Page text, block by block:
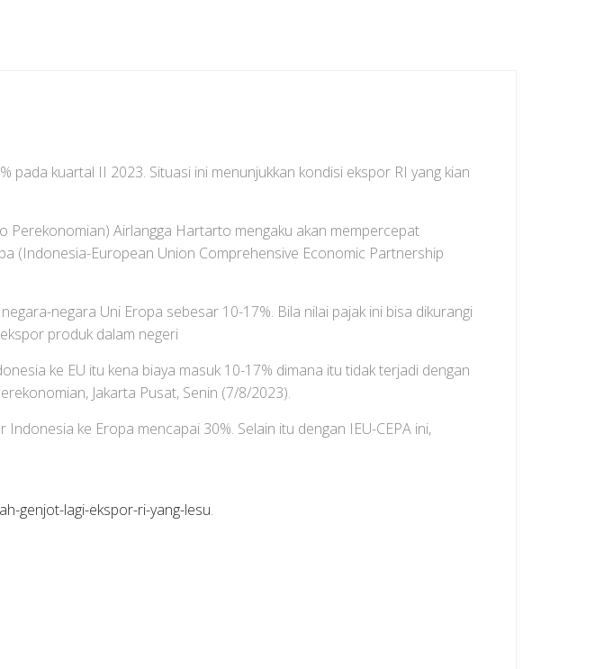
kuartal II 2023. Situasi ini menunjukkan kondisi ekspor RI yang kian
Airlangga Hartarto mengaku akan mempercepat
(Indonesia-European Union Comprehensive Economic Partnership
negara Uni Eropa sebesar 10-17%. Bila nilai pajak ini bisa dikurangi
produk dalam negeri
ke EU itu kena biaya masuk 10-17% dimana itu tidak terjadi dengan
Jakarta Pusat, Senin (7/8/2023).
ke Eropa mencapai 30%. Selain itu dengan IEU-CEPA ini,
genjot-lagi-ekspor-ri-yang-lesu.